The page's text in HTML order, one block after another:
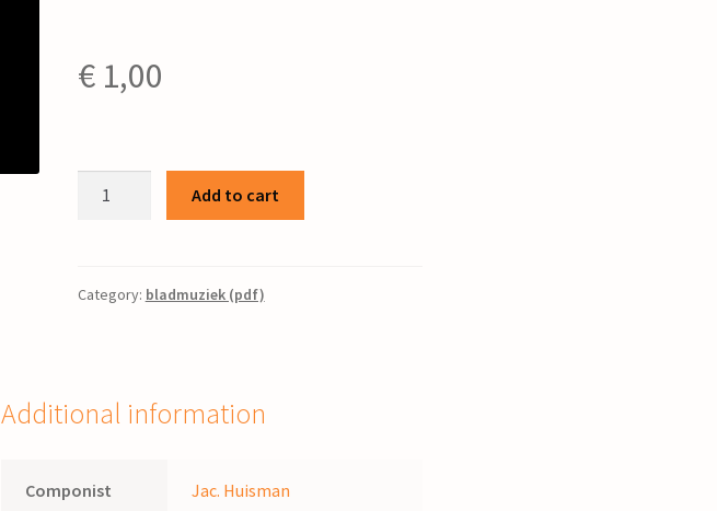
€1,00
muziek:
tekst:
Rienk
der
Add to cart
Category: bladmuziek (pdf)
Additional information
Componist Jac. Huisman